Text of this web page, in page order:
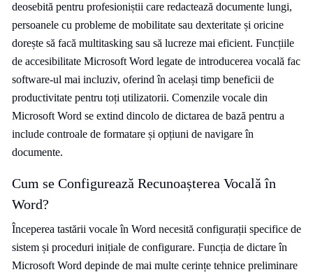
deosebită pentru profesioniștii care redactează documente lungi,
persoanele cu probleme de mobilitate sau dexteritate și oricine
dorește să facă multitasking sau să lucreze mai eficient. Funcțiile
de accesibilitate Microsoft Word legate de introducerea vocală fac
software-ul mai incluziv, oferind în același timp beneficii de
productivitate pentru toți utilizatorii. Comenzile vocale din
Microsoft Word se extind dincolo de dictarea de bază pentru a
include controale de formatare și opțiuni de navigare în
documente.
Cum se Configurează Recunoașterea Vocală în
Word?
Începerea tastării vocale în Word necesită configurații specifice de
sistem și proceduri inițiale de configurare. Funcția de dictare în
Microsoft Word depinde de mai multe cerințe tehnice preliminare